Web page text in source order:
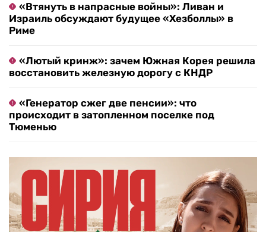
«Втянуть в напрасные войны»: Ливан и
Израиль обсуждают будущее «Хезболлы» в
Риме
«Лютый кринж»: зачем Южная Корея решила
восстановить железную дорогу с КНДР
«Генератор сжег две пенсии»: что
происходит в затопленном поселке под
Тюменью